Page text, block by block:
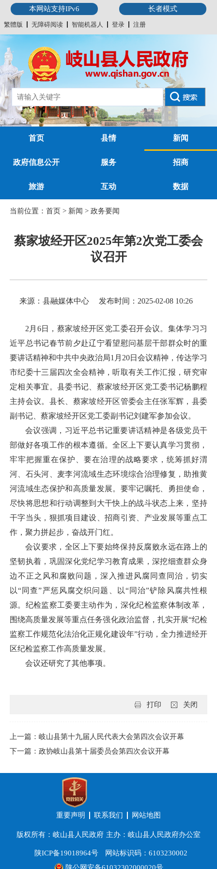
长者模式
本网站支持IPv6
繁體版 无障碍阅读 智能机器人 登录 注册
首页 县情 新闻
政府信息公开 服务 招商
旅游 互动 数据
当前位置： 首页 > 新闻 > 政务要闻
蔡家坡经开区2025年第2次党工委会
议召开
来源：县融媒体中心 发布时间：2025-02-08 10:26
2月6日，蔡家坡经开区党工委召开会议。集体学习习
近平总书记春节前夕赴辽宁看望慰问基层干部群众时的重
要讲话精神和中共中央政治局1月20日会议精神，传达学习
市纪委十三届四次全会精神，听取有关工作汇报，研究审
定相关事宜。县委书记、蔡家坡经开区党工委书记杨鹏程
主持会议。县长、蔡家坡经开区管委会主任张军辉，县委
副书记、蔡家坡经开区党工委副书记刘建军参加会议。
会议强调，习近平总书记重要讲话精神是各级党员干
部做好各项工作的根本遵循。全区上下要认真学习贯彻，
牢牢把握重在保护、要在治理的战略要求，统筹抓好渭
河、石头河、麦李河流域生态环境综合治理修复，助推黄
河流域生态保护和高质量发展。要牢记嘱托、勇担使命，
尽快将思想和行动调整到大干快上的战斗状态上来，坚持
干字当头，狠抓项目建设、招商引资、产业发展等重点工
作，聚力拼起步，奋战开门红。
会议要求，全区上下要始终保持反腐败永远在路上的
坚韧执着，巩固深化党纪学习教育成果，深挖细查群众身
边不正之风和腐败问题，深入推进风腐同查同治，切实
以“同查”严惩风腐交织问题、以“同治”铲除风腐共性根
源。纪检监察工委要主动作为，深化纪检监察体制改革，
围绕高质量发展等重点任务强化政治监督，扎实开展“纪检
监察工作规范化法治化正规化建设年”行动，全力推进经开
区纪检监察工作高质量发展。
会议还研究了其他事项。
关闭
打印
上一篇：岐山县第十九届人民代表大会第四次会议开幕
下一篇：政协岐山县第十届委员会第四次会议开幕
重要声明 联系我们 网站地图
版权所有：岐山县人民政府 主办：岐山县人民政府办公室
陕ICP备19018964号
网站标识码：6103230002